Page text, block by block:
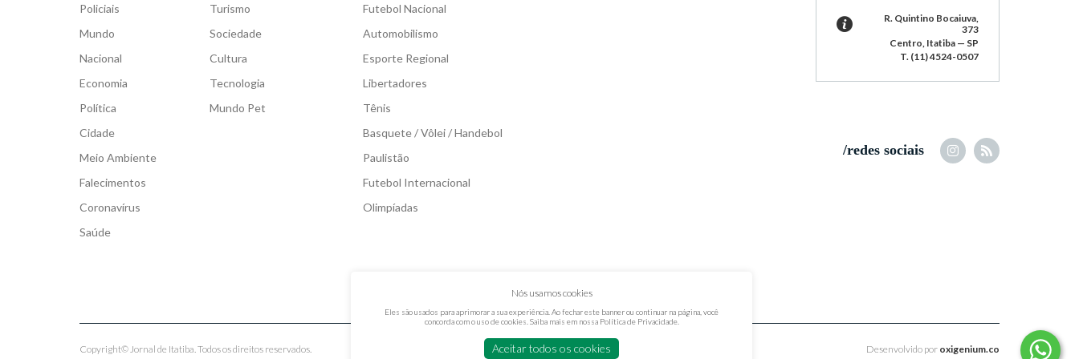
Policiais
Mundo
Nacional
Economia
Política
Cidade
Meio Ambiente
Falecimentos
Coronavírus
Saúde
Turismo
Sociedade
Cultura
Tecnologia
Mundo Pet
Futebol Nacional
Automobilismo
Esporte Regional
Libertadores
Tênis
Basquete / Vôlei / Handebol
Paulistão
Futebol Internacional
Olimpíadas
R. Quintino Bocaiuva,
373
Centro, Itatiba — SP
T. (11) 4524-0507
/redes sociais
Copyright© Jornal de Itatiba. Todos os direitos reservados. Desenvolvido por oxigenium.co
Nós usamos cookies
Eles são usados para aprimorar a sua experiência. Ao fechar este banner ou continuar na página, você
concorda com o uso de cookies. Saiba mais em nossa Política de Privacidade.
Aceitar todos os cookies